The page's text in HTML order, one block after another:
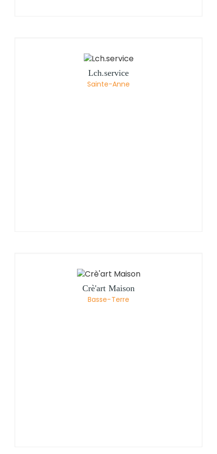
Lch.service
Sainte-Anne
Crè'art Maison
Basse-Terre